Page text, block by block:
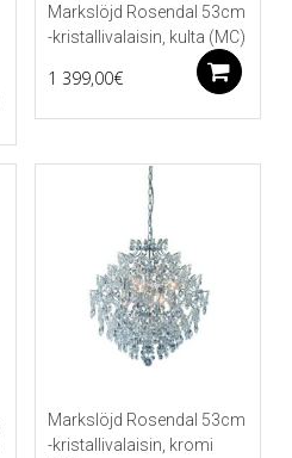
Markslöjd Rosendal 53cm
-kristallivalaisin, kulta (MC)
1 399,00€
Markslöjd Rosendal 53cm
-kristallivalaisin, kromi